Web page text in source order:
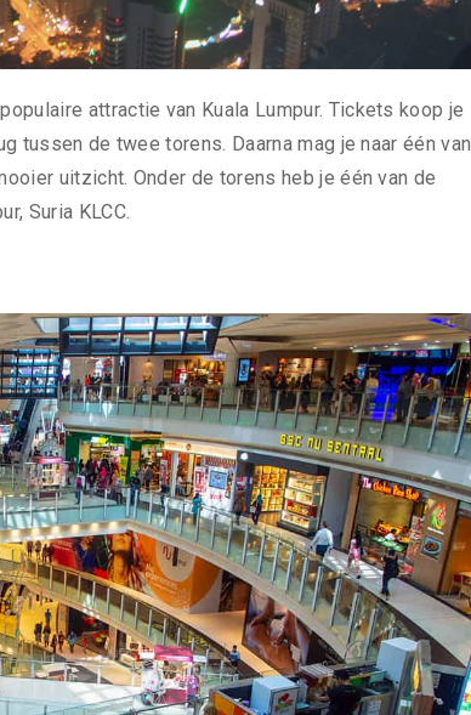
attractie van Kuala Lumpur. Tickets koop je
tussen de twee torens. Daarna mag je naar één van
uitzicht. Onder de torens heb je één van de
Suria KLCC.